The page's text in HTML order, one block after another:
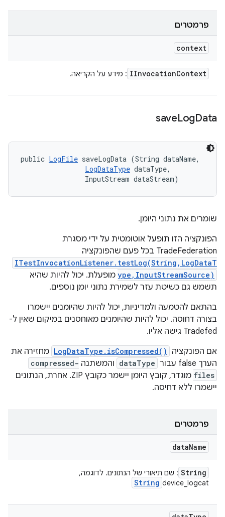
פרמטרים
context
IInvocationContext : מידע על הקריאה.
saveLogData
public LogFile saveLogData (String dataName,
LogDataType dataType,
                InputStream dataStream)
שומרים את נתוני היומן.
הפונקציה הזו תופעל אוטומטית על ידי מסגרת
TradeFederation בכל פעם שהפונקציה
ITestInvocationListener.testLog(String,LogDataT
ype,InputStreamSource) מופעלת. יכול להיות שהיא
תשמש גם כשיטת עזר לשמירת נתוני יומן נוספים.
בהתאם להטמעה ולמדיניות, יכול להיות שהיומנים יישמרו
בצורה דחוסה. יכול להיות שהיומנים מאוחסנים במיקום שאין ל-
Tradefed גישה אליו.
אם הפונקציה
LogDataType.isCompressed() מחזירה את
הערך false עבור
dataType והמשתנה compressed-
files
מוגדר, קובץ היומן יישמר כקובץ ZIP. אחרת, הנתונים
יישמרו ללא דחיסה.
פרמטרים
dataName
String : שם תיאורי של הנתונים. לדוגמה,
device_logcat
String